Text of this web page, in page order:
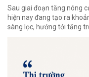
Sau giai đoạn tăng nóng
hiện nay đang tạo ra
sàng lọc, hướng tới tăng